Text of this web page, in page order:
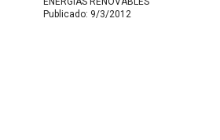
Publicado: 9/3/2012